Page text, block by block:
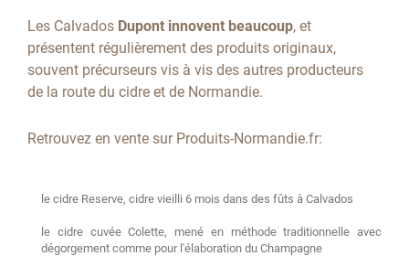
Les Calvados Dupont innovent beaucoup, et
présentent régulièrement des produits originaux,
souvent précurseurs vis à vis des autres producteurs
de la route du cidre et de Normandie.
Retrouvez en vente sur Produits-Normandie.fr:
le cidre Reserve, cidre vieilli 6 mois dans des fûts à Calvados
le cidre cuvée Colette, mené en méthode traditionnelle avec
dégorgement comme pour l'élaboration du Champagne